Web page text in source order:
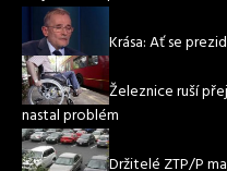
Krása: Ať se
Železnice ruší
nastal problém
Držitelé ZTP/P